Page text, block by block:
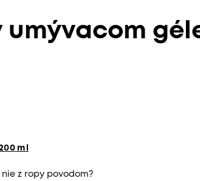
umývacom
ml
z ropy povodom?